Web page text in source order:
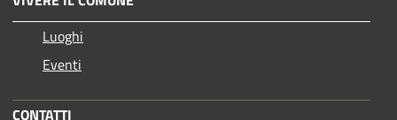
Luoghi
Eventi
CONTATTI